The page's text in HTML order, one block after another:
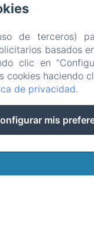
La propiedad
Información legal
EN FR ES
de terceros)
basados
clic en
cookies haciendo
de privacidad.
mis